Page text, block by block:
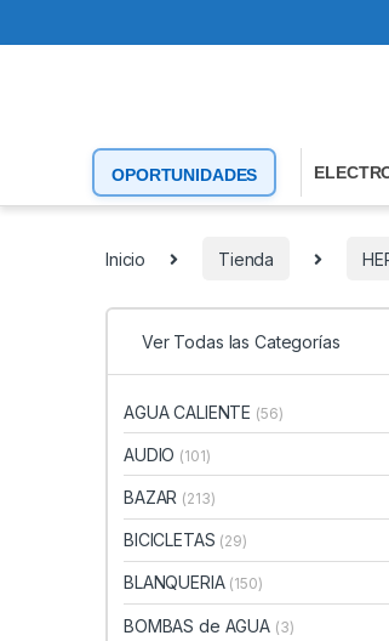
OPORTUNIDADES
Inicio Tienda
Ver Todas las Categorías
AGUA CALIENTE (56)
AUDIO (101)
BAZAR (213)
BICICLETAS (29)
BLANQUERIA (150)
BOMBAS de AGUA (3)